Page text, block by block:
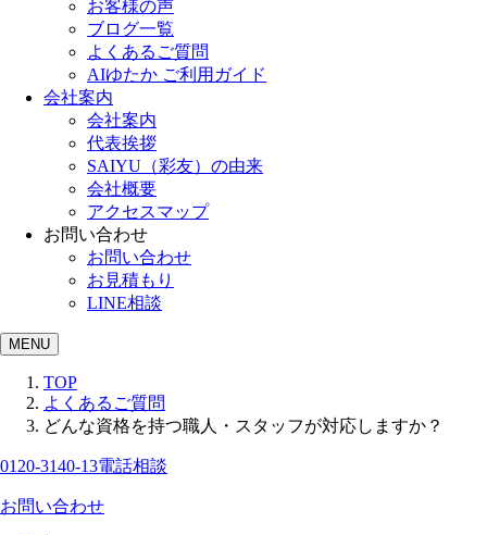
お客様の声
ブログ一覧
よくあるご質問
AIゆたか ご利用ガイド
会社案内
会社案内
代表挨拶
SAIYU（彩友）の由来
会社概要
アクセスマップ
お問い合わせ
お問い合わせ
お見積もり
LINE相談
MENU
TOP
よくあるご質問
どんな資格を持つ職人・スタッフが対応しますか？
0120-3140-13電話相談
お問い合わせ